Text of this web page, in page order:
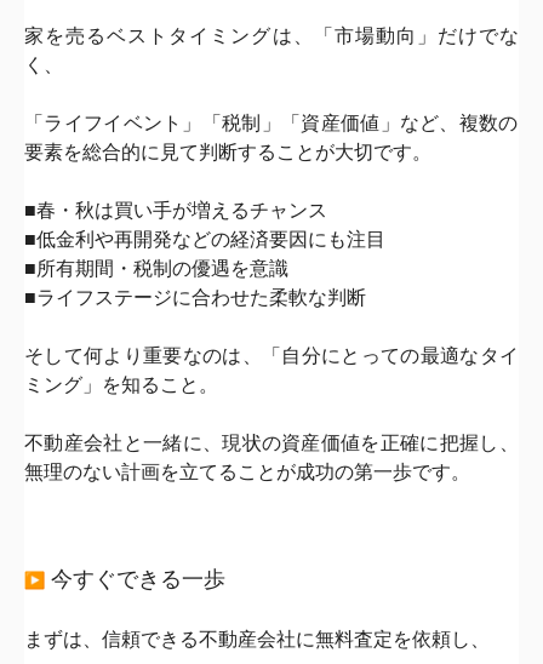
家を売るベストタイミングは、「市場動向」だけでな
く、
「 ライフイベント」「税制」「資産価値」など、 複数の
要素を総合的に見て判断することが大切です。
■春・秋は買い手が増えるチャンス
■低金利や再開発などの経済要因にも注目
■所有期間・税制の優遇を意識
■ライフステージに合わせた柔軟な判断
そして何より重要なのは、「自分にとっての最適なタイ
ミング」
を知ること。
不動産会社と一緒に、現状の資産価値を正確に把握し、
無理のない計画を立てることが成功の第一歩です。
今すぐできる一歩
まずは、信頼できる不動産会社に無料査定を依頼し、